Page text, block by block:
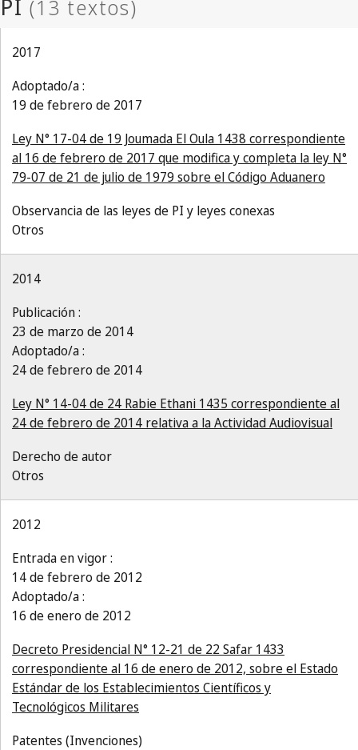
2017
Adoptado/a :
19 de febrero de 2017
Ley N° 17-04 de 19 Joumada El Oula 1438 correspondiente
al 16 de febrero de 2017 que modifica y completa la ley N°
79-07 de 21 de julio de 1979 sobre el Código Aduanero
Observancia de las leyes de PI y leyes conexas
Otros
2014
Publicación :
23 de marzo de 2014
Adoptado/a :
24 de febrero de 2014
Ley N° 14-04 de 24 Rabie Ethani 1435 correspondiente al
24 de febrero de 2014 relativa a la Actividad Audiovisual
Derecho de autor
Otros
2012
Entrada en vigor :
14 de febrero de 2012
Adoptado/a :
16 de enero de 2012
Decreto Presidencial N° 12-21 de 22 Safar 1433
correspondiente al 16 de enero de 2012, sobre el Estado
Estándar de los Establecimientos Científicos y
Tecnológicos Militares
Patentes (Invenciones)